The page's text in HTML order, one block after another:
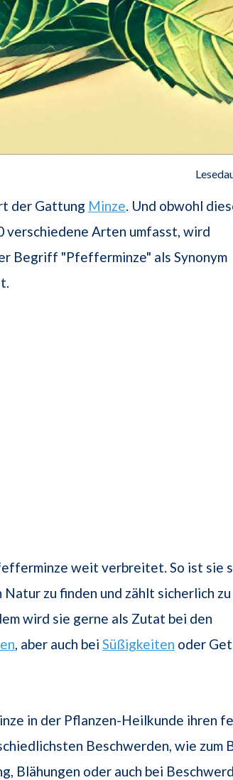
der Gattung Minze. Und obwohl
verschiedene Arten umfasst, wird
Begriff "Pfefferminze" als Synonym
weit verbreitet. So ist sie
zu finden und zählt sicherlich
wird sie gerne als Zutat bei den
, aber auch bei Süßigkeiten oder
in der Pflanzen-Heilkunde ihren
Beschwerden, wie zum
Blähungen oder auch bei